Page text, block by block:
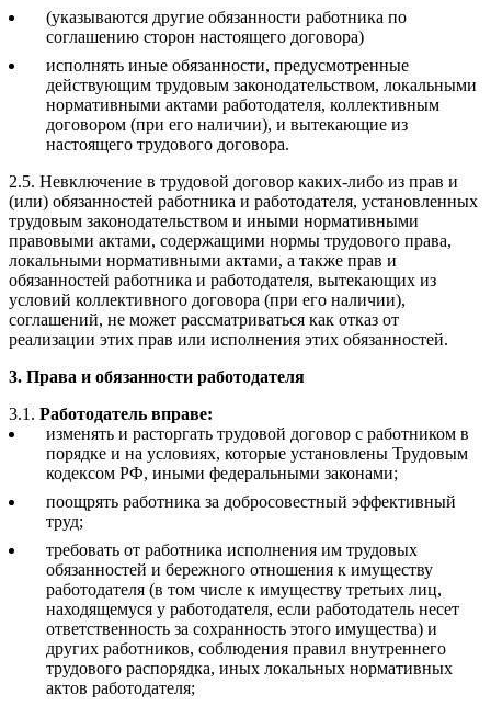
(указываются другие обязанности работника по
соглашению сторон настоящего договора)
исполнять иные обязанности, предусмотренные
действующим трудовым законодательством, локальными
нормативными актами работодателя, коллективным
договором (при его наличии), и вытекающие из
настоящего трудового договора.
2.5. Невключение в трудовой договор каких-либо из прав и
(или) обязанностей работника и работодателя, установленных
трудовым законодательством и иными нормативными
правовыми актами, содержащими нормы трудового права,
локальными нормативными актами, а также прав и
обязанностей работника и работодателя, вытекающих из
условий коллективного договора (при его наличии),
соглашений, не может рассматриваться как отказ от
реализации этих прав или исполнения этих обязанностей.
3. Права и обязанности работодателя
3.1. Работодатель вправе:
изменять и расторгать трудовой договор с работником в
порядке и на условиях, которые установлены Трудовым
кодексом РФ, иными федеральными законами;
поощрять работника за добросовестный эффективный
труд;
требовать от работника исполнения им трудовых
обязанностей и бережного отношения к имуществу
работодателя (в том числе к имуществу третьих лиц,
находящемуся у работодателя, если работодатель несет
ответственность за сохранность этого имущества) и
других работников, соблюдения правил внутреннего
трудового распорядка, иных локальных нормативных
актов работодателя;